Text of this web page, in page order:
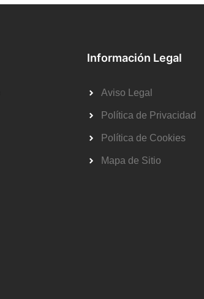
Información Legal
Aviso Legal
Política de Privacidad
Política de Cookies
Mapa de Sitio